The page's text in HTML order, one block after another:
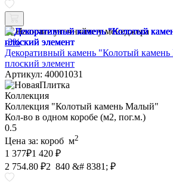
Наличие уточняйте у менеджера
-3%
Декоративный камень "Колотый
плоский элемент
Артикул: 40001031
Коллекция
Коллекция "Колотый камень Малый"
Кол-во в одном коробе (м2, пог.м.)
0.5
Цена за: короб м2
1 377₽1 420 ₽
2 754.80 ₽2 840 &# 8381; ₽